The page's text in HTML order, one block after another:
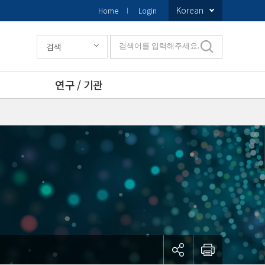
Home Login Korean
연구 / 기관
검색 검색어를 입력해주세요.